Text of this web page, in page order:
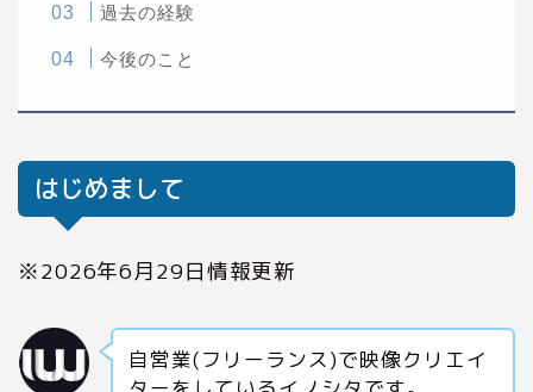
過去の経験
今後のこと
はじめまして
※2026年6月29日情報更新
自営業(フリーランス)で映像クリエイ